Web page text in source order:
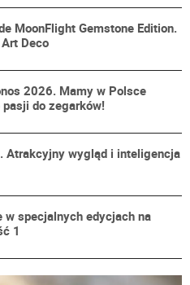
MoonFlight Gemstone Edition.
Deco
2026. Mamy w Polsce
do zegarków!
Atrakcyjny wygląd i inteligencja
w specjalnych edycjach na
1